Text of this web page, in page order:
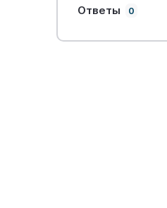
Ответы 0